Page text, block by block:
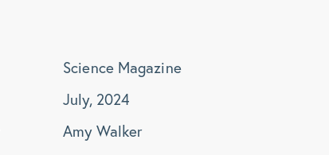
Science Magazine
July, 2024
Amy Walker